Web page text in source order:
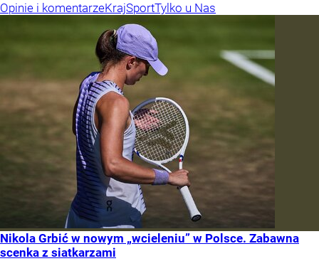
Opinie i komentarzeKrajSportTylko u Nas
Nikola Grbić w nowym „wcieleniu” w Polsce. Zabawna
scenka z siatkarzami